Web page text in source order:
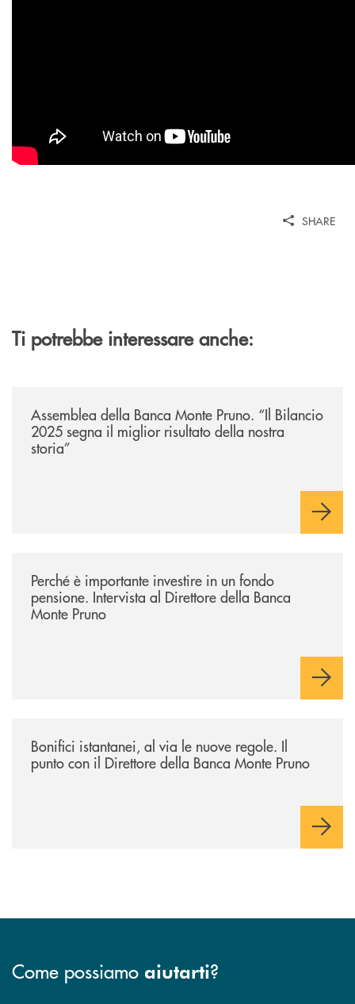
SHARE
Ti potrebbe interessare anche:
Assemblea della Banca Monte Pruno. “Il Bilancio
2025 segna il miglior risultato della nostra
storia”
Perché è importante investire in un fondo
pensione. Intervista al Direttore della Banca
Monte Pruno
Bonifici istantanei, al via le nuove regole. Il
punto con il Direttore della Banca Monte Pruno
Come possiamo aiutarti?